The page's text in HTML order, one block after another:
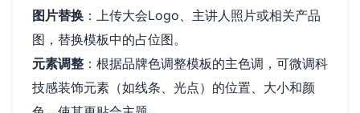
图片替换 ：上传大会Logo、主讲人照片或相关产品
图，替换模板中的占位图。
元素调整 ：根据品牌色调整模板的主色调，可微调科
技感装饰元素（如线条、光点）的位置、大小和颜